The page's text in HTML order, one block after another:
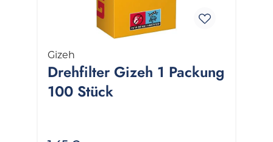
Gizeh
Drehfilter Gizeh 1 Packung
100 Stück